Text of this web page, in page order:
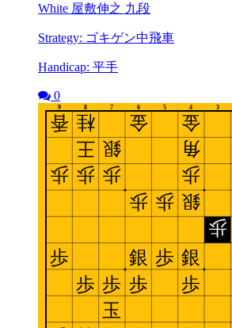
White 屋敷伸之 九段
Strategy: ゴキゲン中飛車
Handicap: 平手
0